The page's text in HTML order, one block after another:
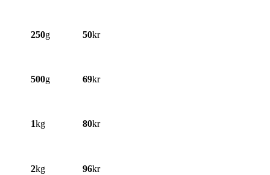
250g 50kr
500g 69kr
1kg 80kr
2kg 96kr